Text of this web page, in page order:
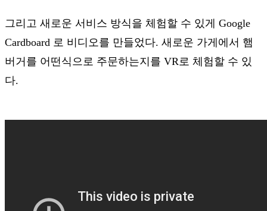
그리고 새로운 서비스 방식을 체험할 수 있게 Google
Cardboard 로 비디오를 만들었다. 새로운 가게에서 햄
버거를 어떤식으로 주문하는지를 VR로 체험할 수 있
다.